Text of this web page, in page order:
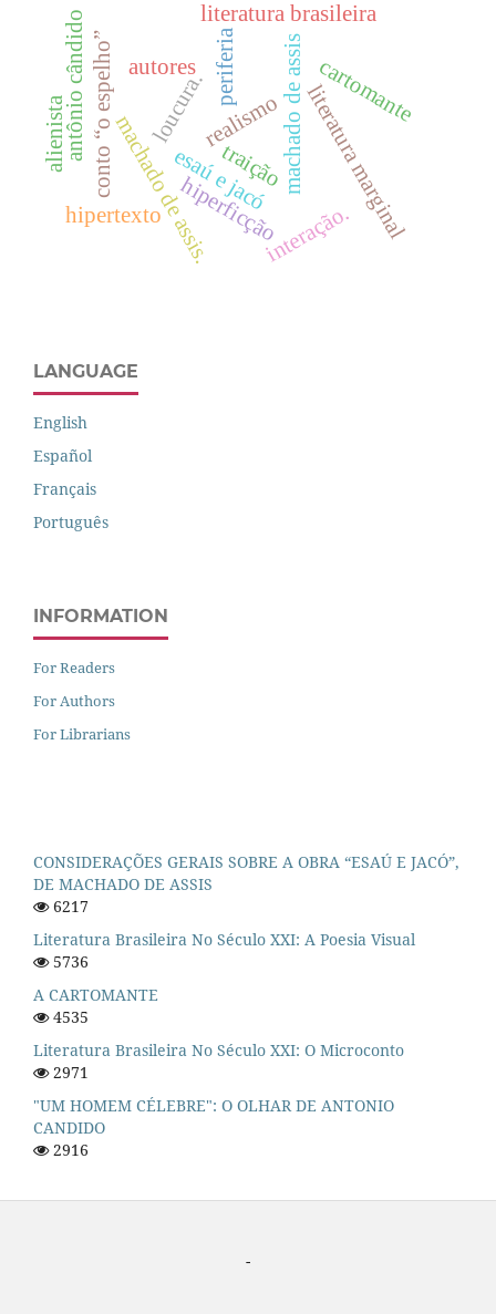
realismomachado de assis
esaú e jacó literatura marginal
autores periferia cartomante
traição
machado de assis.
literatura brasileira
conto “o espelho”
hiperficção
hipertexto interação.
antônio cândido loucura.
alienista
LANGUAGE
English
Español
Français
Português
INFORMATION
For Readers
For Authors
For Librarians
CONSIDERAÇÕES GERAIS SOBRE A OBRA “ESAÚ E JACÓ”,
DE MACHADO DE ASSIS
6217
Literatura Brasileira No Século XXI: A Poesia Visual
5736
A CARTOMANTE
4535
Literatura Brasileira No Século XXI: O Microconto
2971
"UM HOMEM CÉLEBRE": O OLHAR DE ANTONIO
CANDIDO
2916
-